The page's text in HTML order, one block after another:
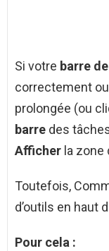
Si votre barre
correctement
prolongée (ou
barre des
Afficher la zone
Toutefois,
d’outils en haut
Pour cela :